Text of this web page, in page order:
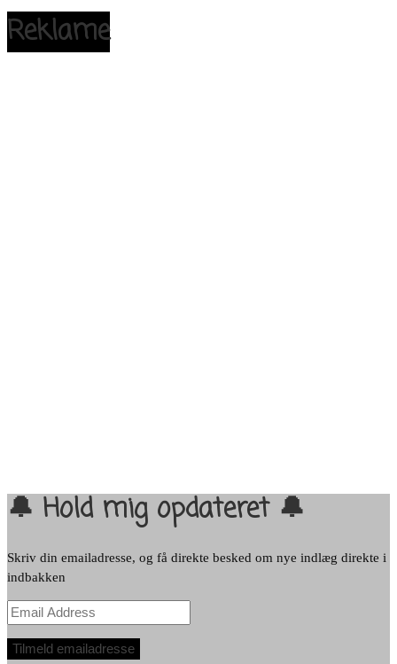
Reklame
🔔 Hold mig opdateret 🔔
Skriv din emailadresse, og få direkte besked om nye indlæg direkte i
indbakken
Email
Address
Tilmeld emailadresse